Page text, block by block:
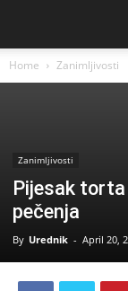
Home Zanimljivosti
Zanimljivosti
Pijesak
pečenja
By Urednik - April 20,